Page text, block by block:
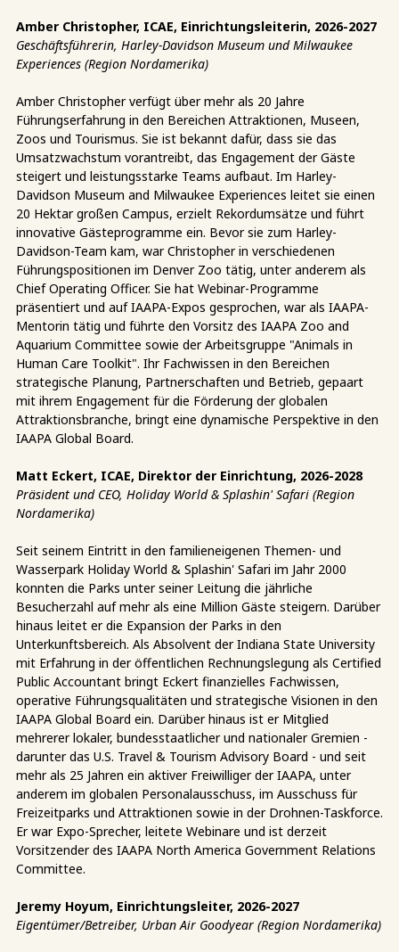
Amber Christopher, ICAE, Einrichtungsleiterin, 2026-2027
Geschäftsführerin, Harley-Davidson Museum und Milwaukee
Experiences (Region Nordamerika)
Amber Christopher verfügt über mehr als 20 Jahre
Führungserfahrung in den Bereichen Attraktionen, Museen,
Zoos und Tourismus. Sie ist bekannt dafür, dass sie das
Umsatzwachstum vorantreibt, das Engagement der Gäste
steigert und leistungsstarke Teams aufbaut. Im Harley-
Davidson Museum and Milwaukee Experiences leitet sie einen
20 Hektar großen Campus, erzielt Rekordumsätze und führt
innovative Gästeprogramme ein. Bevor sie zum Harley-
Davidson-Team kam, war Christopher in verschiedenen
Führungspositionen im Denver Zoo tätig, unter anderem als
Chief Operating Officer. Sie hat Webinar-Programme
präsentiert und auf IAAPA-Expos gesprochen, war als IAAPA-
Mentorin tätig und führte den Vorsitz des IAAPA Zoo and
Aquarium Committee sowie der Arbeitsgruppe "Animals in
Human Care Toolkit". Ihr Fachwissen in den Bereichen
strategische Planung, Partnerschaften und Betrieb, gepaart
mit ihrem Engagement für die Förderung der globalen
Attraktionsbranche, bringt eine dynamische Perspektive in den
IAAPA Global Board.
Matt Eckert, ICAE, Direktor der Einrichtung, 2026-2028
Präsident und CEO, Holiday World & Splashin' Safari (Region
Nordamerika)
Seit seinem Eintritt in den familieneigenen Themen- und
Wasserpark Holiday World & Splashin' Safari im Jahr 2000
konnten die Parks unter seiner Leitung die jährliche
Besucherzahl auf mehr als eine Million Gäste steigern. Darüber
hinaus leitet er die Expansion der Parks in den
Unterkunftsbereich. Als Absolvent der Indiana State University
mit Erfahrung in der öffentlichen Rechnungslegung als Certified
Public Accountant bringt Eckert finanzielles Fachwissen,
operative Führungsqualitäten und strategische Visionen in den
IAAPA Global Board ein. Darüber hinaus ist er Mitglied
mehrerer lokaler, bundesstaatlicher und nationaler Gremien -
darunter das U.S. Travel & Tourism Advisory Board - und seit
mehr als 25 Jahren ein aktiver Freiwilliger der IAAPA, unter
anderem im globalen Personalausschuss, im Ausschuss für
Freizeitparks und Attraktionen sowie in der Drohnen-Taskforce.
Er war Expo-Sprecher, leitete Webinare und ist derzeit
Vorsitzender des IAAPA North America Government Relations
Committee.
Jeremy Hoyum, Einrichtungsleiter, 2026-2027
Eigentümer/Betreiber, Urban Air Goodyear (Region Nordamerika)